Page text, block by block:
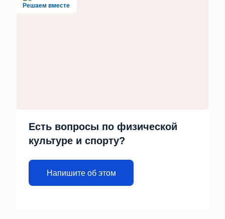
Решаем вместе
Есть вопросы по физической
культуре и спорту?
Напишите об этом